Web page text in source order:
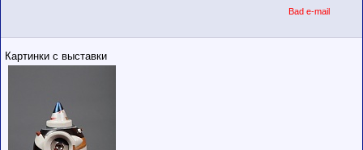
Bad e-mail
Картинки с выставки